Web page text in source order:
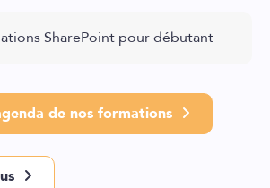
SharePoint pour débutant
de nos formations